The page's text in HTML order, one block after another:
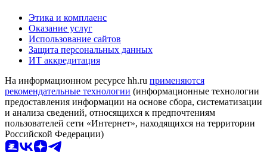
Этика и комплаенс
Оказание услуг
Использование сайтов
Защита персональных данных
ИТ аккредитация
На информационном ресурсе hh.ru применяются
рекомендательные технологии (информационные технологии
предоставления информации на основе сбора, систематизации
и анализа сведений, относящихся к предпочтениям
пользователей сети «Интернет», находящихся на территории
Российской Федерации)